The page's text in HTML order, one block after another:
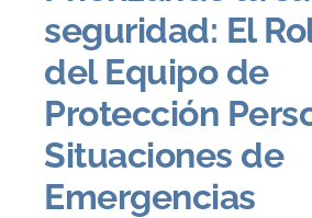
seguridad: El
del Equipo de
Protección
Situaciones de
Emergencias